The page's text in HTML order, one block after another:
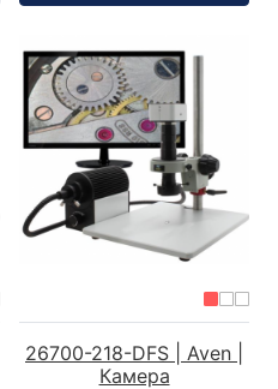
26700-218-DFS | Aven |
Камера